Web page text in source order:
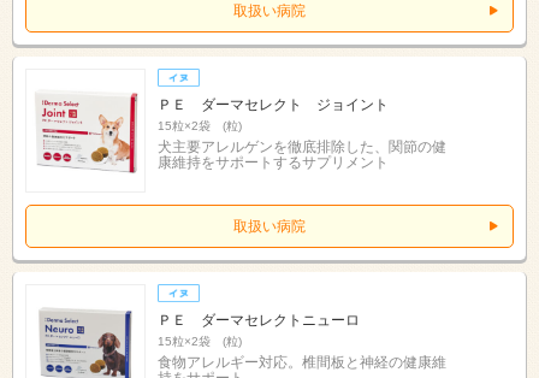
取扱い病院
ＰＥ ダーマセレクト ジョイント
15粒×2袋 (粒)
犬主要アレルゲンを徹底排除した、関節の健
康維持をサポートするサプリメント
取扱い病院
ＰＥ ダーマセレクトニューロ
15粒×2袋 (粒)
食物アレルギー対応。椎間板と神経の健康維